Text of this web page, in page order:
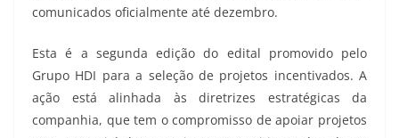
comunicados oficialmente até dezembro.
Esta é a segunda edição do edital promovido pelo
Grupo HDI para a seleção de projetos incentivados. A
ação está alinhada às diretrizes estratégicas da
companhia, que tem o compromisso de apoiar projetos